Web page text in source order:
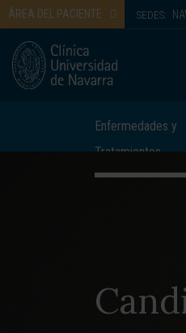
ÁREA DEL PACIENTE SEDES:
Enfermedades y
Tratamientos